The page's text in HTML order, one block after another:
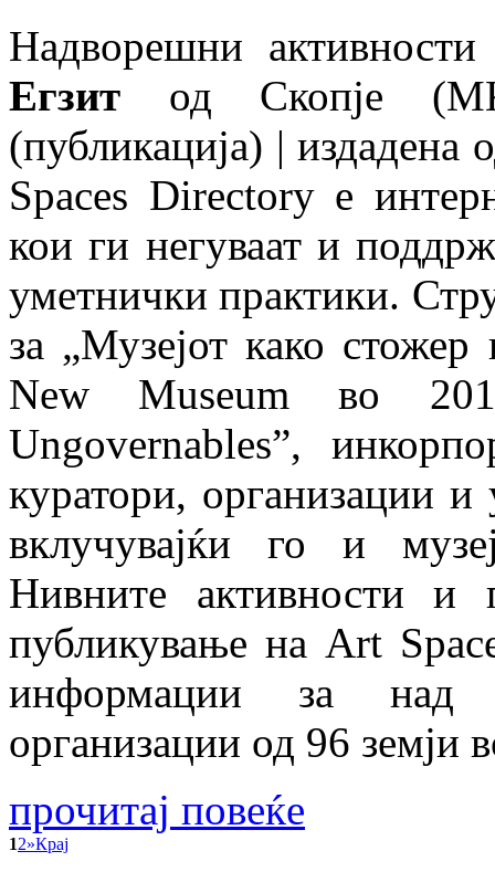
Надворешни
Егзит од Скопје
(публикација) |
Spaces Directory е
кои ги негуваат и
уметнички практики.
за „Музејот како
New Museum во
Ungovernables”,
куратори, организации и
вклучувајќи го и
Нивните активности и
публикување на Art
информации за над
организации од 96 земји
прочитај повеќе
12»Крај